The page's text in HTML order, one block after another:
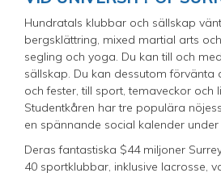
Hundratals klubbar och sällskap
bergsklättring, mixed martial arts
segling och yoga. Du kan till och
sällskap. Du kan dessutom förvänta
och fester, till sport, temaveckor och
Studentkåren har tre populära
en spännande social kalender under
Deras fantastiska $44 miljoner
40 sportklubbar, inklusive lacrosse,